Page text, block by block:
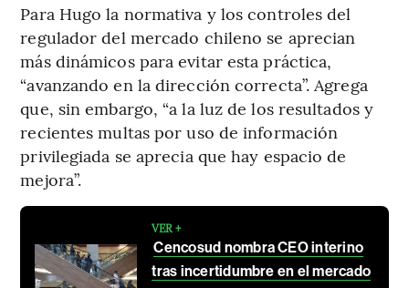
Para Hugo la normativa y los controles del
regulador del mercado chileno se aprecian
más dinámicos para evitar esta práctica,
“avanzando en la dirección correcta”. Agrega
que, sin embargo, “a la luz de los resultados y
recientes multas por uso de información
privilegiada se aprecia que hay espacio de
mejora”.
VER +
Cencosud nombra CEO interino
tras incertidumbre en el mercado